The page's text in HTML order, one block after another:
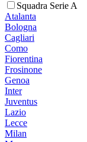
Squadra Serie A
Atalanta
Bologna
Cagliari
Como
Fiorentina
Frosinone
Genoa
Inter
Juventus
Lazio
Lecce
Milan